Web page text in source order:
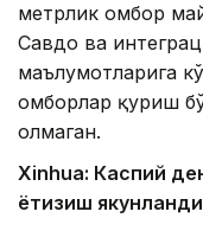
метрлик омбор
Савдо ва
маълумотларига
омборлар қуриш
олмаган.
Xinhuа: Каспий
ётқизиш якунланди